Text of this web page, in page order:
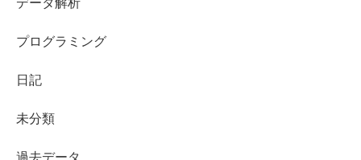
データ解析
プログラミング
日記
未分類
過去データ